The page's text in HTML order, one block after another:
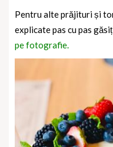
Pentru alte prăjituri și
explicate pas cu pas
pe fotografie.